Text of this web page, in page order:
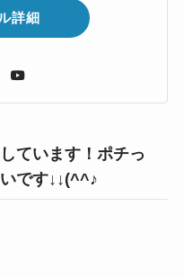
詳細
ています！ポチっ
です↓↓(^^♪